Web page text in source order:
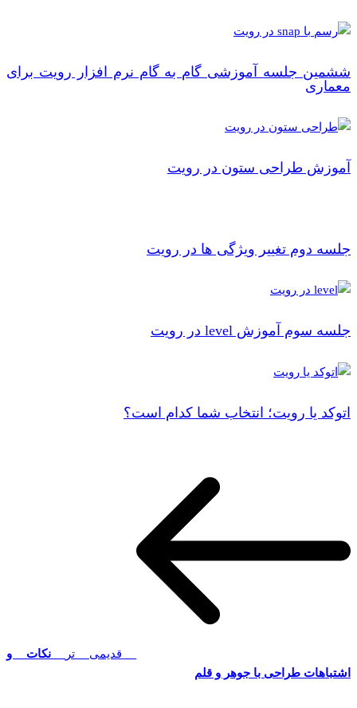
ششمین جلسه آموزشی گام به گام نرم افزار رویت برای
معماری
آموزش طراحی ستون در رویت
جلسه دوم تغییر ویژگی ها در رویت
جلسه سوم آموزش level در رویت
اتوکد یا رویت؛ انتخاب شما کدام است؟
قدیمی تر
نکات و
اشتباهات طراحی با جوهر و قلم